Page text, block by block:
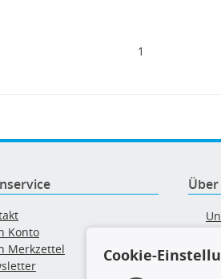
1
Konto
Merkzettel
Über
Cookie-